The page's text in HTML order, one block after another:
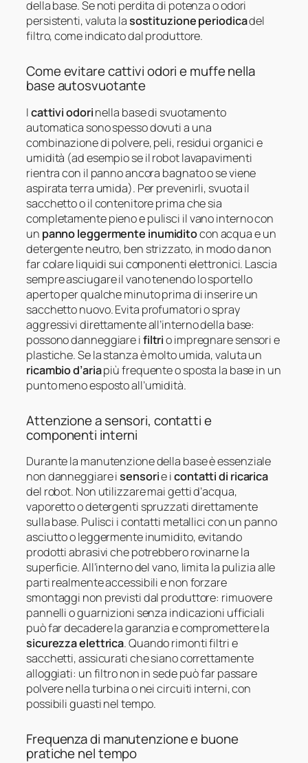
della base. Se noti perdita di potenza o odori
persistenti, valuta lasostituzione periodicadel
filtro, come indicato dal produttore.
Come evitare cattivi odori e muffe nella
base autosvuotante
Icattivi odorinella base di svuotamento
automatica sono spesso dovuti a una
combinazione di polvere, peli, residui organici e
umidità (ad esempio se il robot lavapavimenti
rientra con il panno ancora bagnato o se viene
aspirata terra umida). Per prevenirli, svuota il
sacchetto o il contenitore prima che sia
completamente pieno e pulisci il vano interno con
un panno leggermente inumiditocon acqua e un
detergente neutro, ben strizzato, in modo da non
far colare liquidi sui componenti elettronici. Lascia
sempre asciugare il vano tenendo lo sportello
aperto per qualche minuto prima di inserire un
sacchetto nuovo. Evita profumatori o spray
aggressivi direttamente all’interno della base:
possono danneggiare ifiltrio impregnare sensori e
plastiche. Se la stanza è molto umida, valuta un
ricambio d’ariapiù frequente o sposta la base in un
punto meno esposto all’umidità.
Attenzione a sensori, contatti e
componenti interni
Durante la manutenzione della base è essenziale
non danneggiare isensorie icontatti di ricarica
del robot. Non utilizzare mai getti d’acqua,
vaporetto o detergenti spruzzati direttamente
sulla base. Pulisci i contatti metallici con un panno
asciutto o leggermente inumidito, evitando
prodotti abrasivi che potrebbero rovinarne la
superficie. All’interno del vano, limita la pulizia alle
parti realmente accessibili e non forzare
smontaggi non previsti dal produttore: rimuovere
pannelli o guarnizioni senza indicazioni ufficiali
può far decadere la garanzia e compromettere la
sicurezza elettrica. Quando rimonti filtri e
sacchetti, assicurati che siano correttamente
alloggiati: un filtro non in sede può far passare
polvere nella turbina o nei circuiti interni, con
possibili guasti nel tempo.
Frequenza di manutenzione e buone
pratiche nel tempo